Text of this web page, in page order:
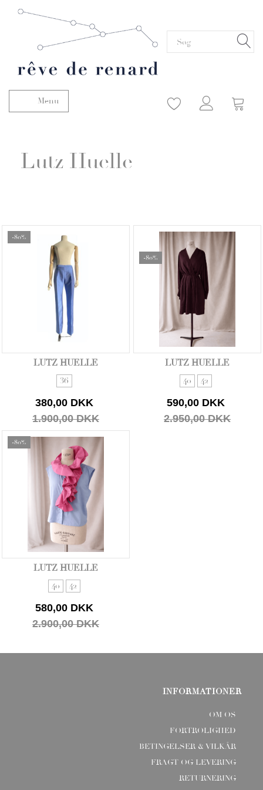
Skifte navigation
Menu
Lutz Huelle
-80%
LUTZ HUELLE
36
380,00 DKK
1.900,00 DKK
-80%
LUTZ HUELLE
40 42
590,00 DKK
2.950,00 DKK
-80%
LUTZ HUELLE
40 42
580,00 DKK
2.900,00 DKK
INFORMATIONER
OM OS
FORTROLIGHED
BETINGELSER & VILKÅR
FRAGT OG LEVERING
RETURNERING